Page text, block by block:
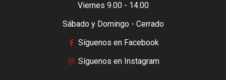
Viernes 9.00 - 14.00
Sábado y Domingo - Cerrado
Síguenos en Facebook
Síguenos en Instagram